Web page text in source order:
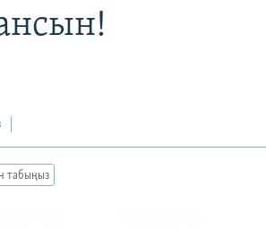
табыңыз